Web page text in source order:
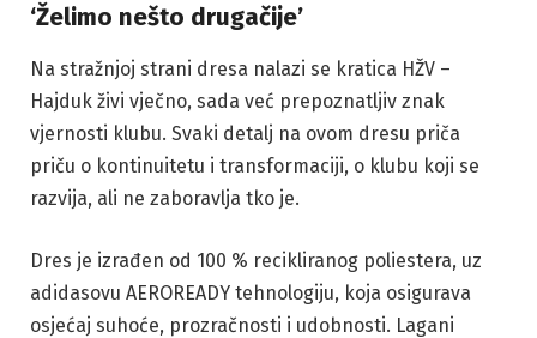
‘Želimo nešto drugačije’
Na stražnjoj strani dresa nalazi se kratica HŽV –
Hajduk živi vječno, sada već prepoznatljiv znak
vjernosti klubu. Svaki detalj na ovom dresu priča
priču o kontinuitetu i transformaciji, o klubu koji se
razvija, ali ne zaboravlja tko je.
Dres je izrađen od 100 % recikliranog poliestera, uz
adidasovu AEROREADY tehnologiju, koja osigurava
osjećaj suhoće, prozračnosti i udobnosti. Lagani